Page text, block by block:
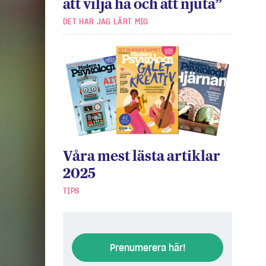
att vilja ha och att njuta”
DET HAR JAG LÄRT MIG
Våra mest lästa artiklar
2025
TIPS
Prenumerera här!